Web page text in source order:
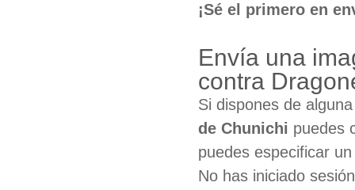
¡Sé el primero en
Envía una
contra
Si dispones de
de Chunichi puedes
puedes especificar
No has iniciado